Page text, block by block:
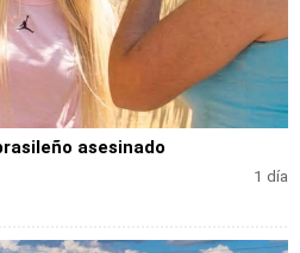
asesinado
1 día